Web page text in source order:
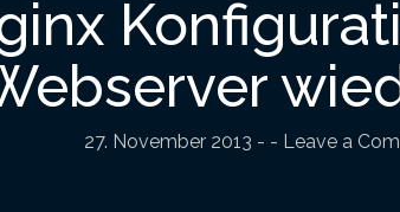
27. November 2013 - - Leave a